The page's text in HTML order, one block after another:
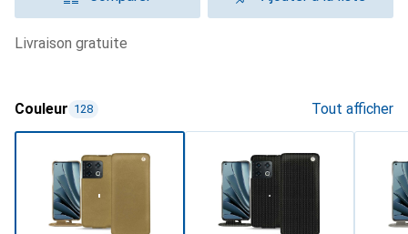
livraison gratuite
Couleur 128 Tout afficher